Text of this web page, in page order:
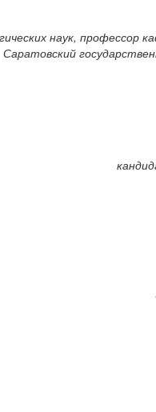
наук, профессор
Саратовский